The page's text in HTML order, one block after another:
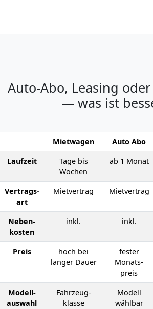
Auto-Abo, Leasing
— was ist
Miet­wagen Auto Abo
Laufzeit
Tage bis
Wochen
ab 1 Monat
Vertrags­
art
Mietvertrag Mietvertrag
Neben­
kosten
inkl. inkl.
Preis
hoch bei
langer Dauer
fester
Monats­
preis
Modell­
auswahl
Fahrzeug­
klasse
Modell
wählbar